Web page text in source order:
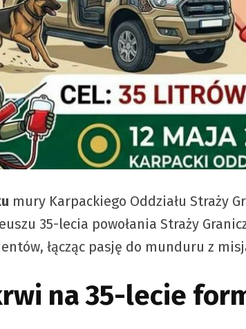
mury Karpackiego Oddziału Straży
35-lecia powołania Straży
łącząc pasję do munduru z
na 35-lecie